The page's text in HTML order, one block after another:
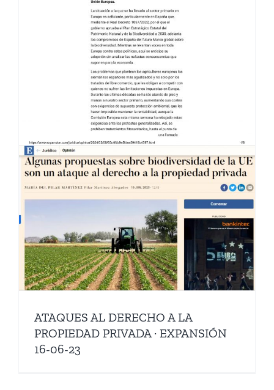
UNA RAZONABLE REBELIÓN ·
EXPANSIÓN 9/02/24
ATAQUES AL DERECHO A LA
PROPIEDAD PRIVADA · EXPANSIÓN
16-06-23